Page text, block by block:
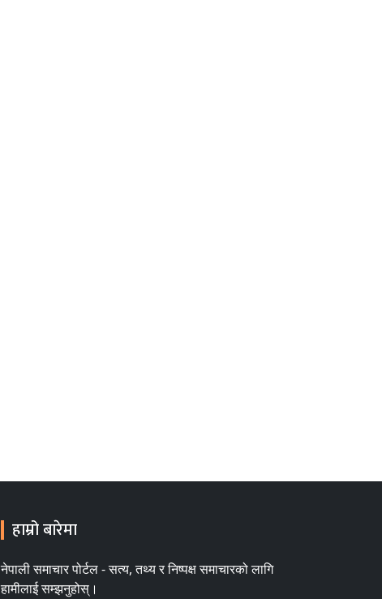
हाम्रो बारेमा
नेपाली समाचार पोर्टल - सत्य, तथ्य र निष्पक्ष समाचारको लागि
हामीलाई सम्झनुहोस्।